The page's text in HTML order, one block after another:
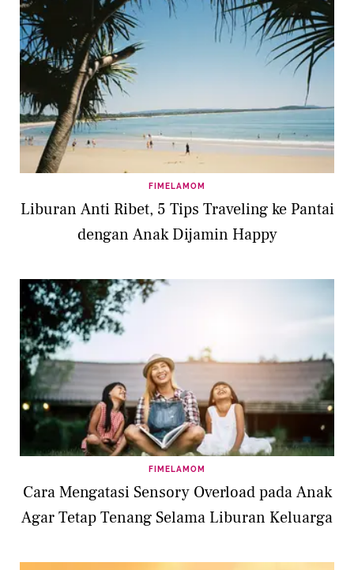
FIMELAMOM
Liburan Anti Ribet, 5 Tips Traveling ke Pantai
dengan Anak Dijamin Happy
FIMELAMOM
Cara Mengatasi Sensory Overload pada Anak
Agar Tetap Tenang Selama Liburan Keluarga